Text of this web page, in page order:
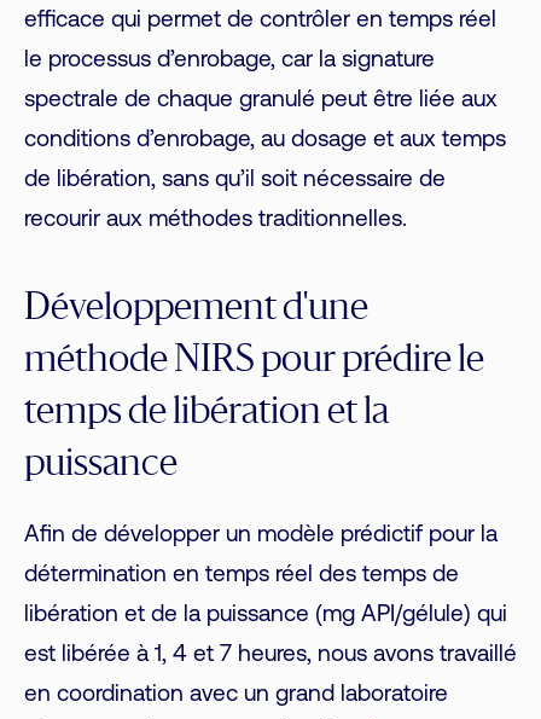
efficace qui permet de contrôler en temps réel
le processus d’enrobage, car la signature
spectrale de chaque granulé peut être liée aux
conditions d’enrobage, au dosage et aux temps
de libération, sans qu’il soit nécessaire de
recourir aux méthodes traditionnelles.
Développement d'une
méthode NIRS pour prédire le
temps de libération et la
puissance
Afin de développer un modèle prédictif pour la
détermination en temps réel des temps de
libération et de la puissance (mg API/gélule) qui
est libérée à 1, 4 et 7 heures, nous avons travaillé
en coordination avec un grand laboratoire